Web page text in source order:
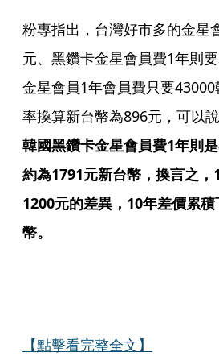
粉專指出，台灣好市多的金星
元、黑鑽卡金星會員費1年則
金星會員1年會員費只要
率換算新台幣為896元，可以
韓國黑鑽卡金星會員費1年則
約為1791元新台幣，換言之
1200元的差異，10年差價累積
幣。
【點擊看完整全文】